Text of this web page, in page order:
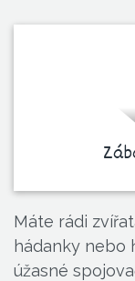
Máte rádi
hádanky nebo
úžasné